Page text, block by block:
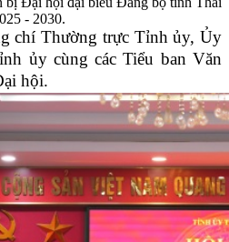
- 2030.
chí Thường trực Tỉnh ủy, Ủy
ủy cùng các Tiểu ban Văn
hội.